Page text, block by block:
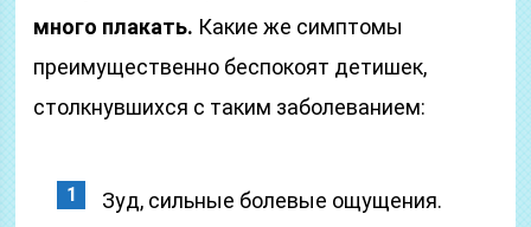
много плакать. Какие же симптомы
преимущественно беспокоят детишек,
столкнувшихся с таким заболеванием:
Зуд, сильные болевые ощущения.